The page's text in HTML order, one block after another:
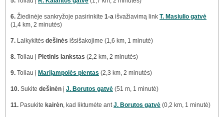
6. Žiedinėje sankryžoje pasirinkite 1-a išvažiavimą link T. Masiulio gatvė
(1,4 km, 2 minutės)
7. Laikykitės dešinės išsišakojime (1,6 km, 1 minutė)
8. Toliau į Pietinis lankstas (2,2 km, 2 minutės)
9. Toliau į Marijampolės plentas (2,3 km, 2 minutės)
10. Sukite dešinėn į J. Borutos gatvė (51 m, 1 minutė)
11. Pasukite kairėn, kad liktumėte antJ. Borutos gatvė (0,2 km, 1 minutė)